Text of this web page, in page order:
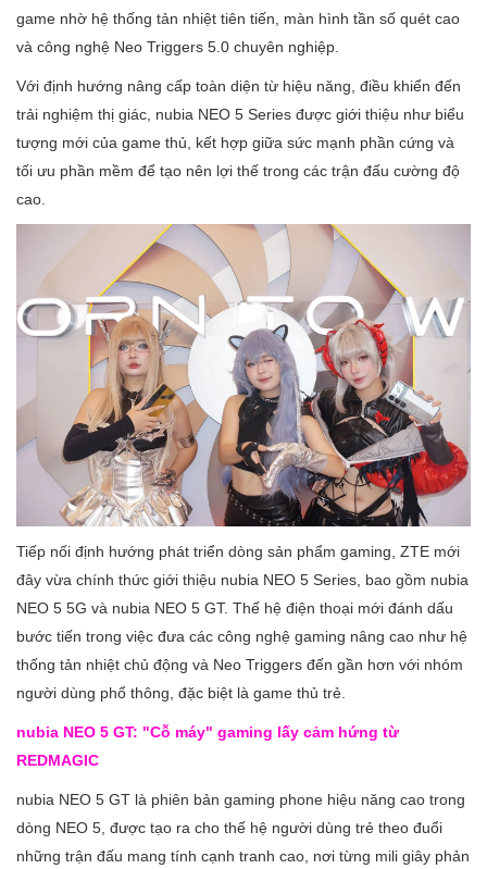
game nhờ hệ thống tản nhiệt tiên tiến, màn hình tần số quét cao
và công nghệ Neo Triggers 5.0 chuyên nghiệp.
Với định hướng nâng cấp toàn diện từ hiệu năng, điều khiển đến
trải nghiệm thị giác, nubia NEO 5 Series được giới thiệu như biểu
tượng mới của game thủ, kết hợp giữa sức mạnh phần cứng và
tối ưu phần mềm để tạo nên lợi thế trong các trận đấu cường độ
cao.
Tiếp nối định hướng phát triển dòng sản phẩm gaming, ZTE mới
đây vừa chính thức giới thiệu nubia NEO 5 Series, bao gồm nubia
NEO 5 5G và nubia NEO 5 GT. Thế hệ điện thoại mới đánh dấu
bước tiến trong việc đưa các công nghệ gaming nâng cao như hệ
thống tản nhiệt chủ động và Neo Triggers đến gần hơn với nhóm
người dùng phổ thông, đặc biệt là game thủ trẻ.
nubia NEO 5 GT: "Cỗ máy" gaming lấy cảm hứng từ
REDMAGIC
nubia NEO 5 GT là phiên bản gaming phone hiệu năng cao trong
dòng NEO 5, được tạo ra cho thế hệ người dùng trẻ theo đuổi
những trận đấu mang tính cạnh tranh cao, nơi từng mili giây phản